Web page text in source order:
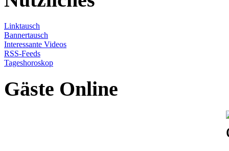
Linktausch
Bannertausch
Interessante Videos
RSS-Feeds
Tageshoroskop
Gäste Online